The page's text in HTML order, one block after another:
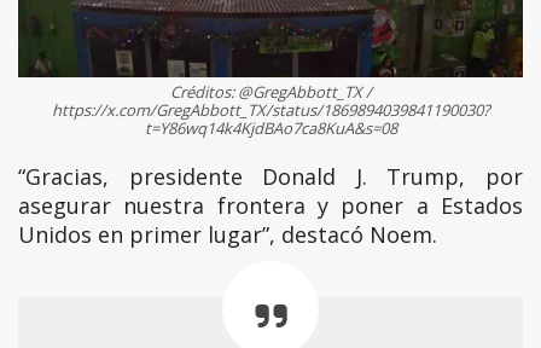
Créditos: @GregAbbott_TX /
https://x.com/GregAbbott_TX/status/1869894039841190030?
t=Y86wq14k4KjdBAo7ca8KuA&s=08
“Gracias, presidente Donald J. Trump, por
asegurar nuestra frontera y poner a Estados
Unidos en primer lugar”, destacó Noem.